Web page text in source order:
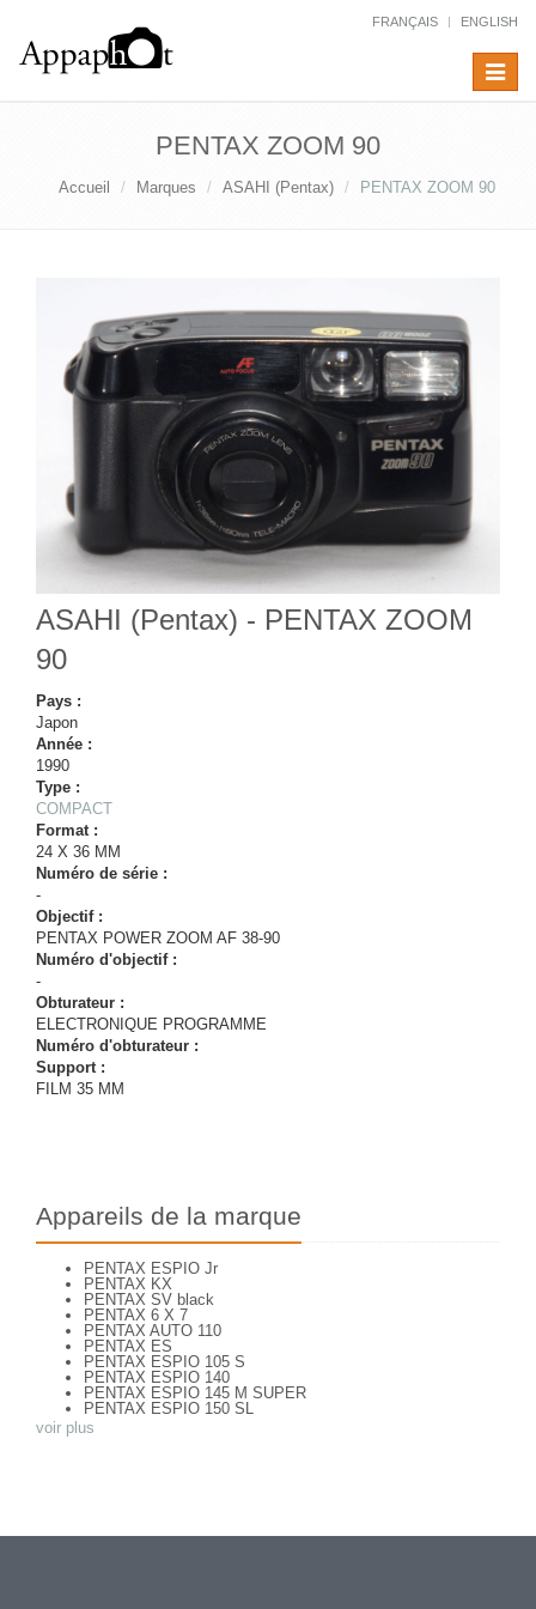
FRANÇAIS ENGLISH
Toggle
PENTAX ZOOM 90
Accueil Marques ASAHI (Pentax) PENTAX ZOOM 90
ASAHI (Pentax) - PENTAX ZOOM
90
Pays :
Japon
Année :
1990
Type :
COMPACT
Format :
24 X 36 MM
Numéro de série :
-
Objectif :
PENTAX POWER ZOOM AF 38-90
Numéro d'objectif :
-
Obturateur :
ELECTRONIQUE PROGRAMME
Numéro d'obturateur :
Support :
FILM 35 MM
Appareils de la marque
PENTAX ESPIO Jr
PENTAX KX
PENTAX SV black
PENTAX 6 X 7
PENTAX AUTO 110
PENTAX ES
PENTAX ESPIO 105 S
PENTAX ESPIO 140
PENTAX ESPIO 145 M SUPER
PENTAX ESPIO 150 SL
PENTAX ESPIO 160
PENTAX K 1000
PENTAX P30
voir plus